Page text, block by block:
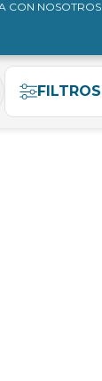
CON NOSOTROS
FILTROS